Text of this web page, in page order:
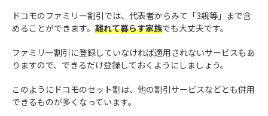
ドコモのファミリー割引では、代表者からみて「3親等」まで含
めることができます。 離れて暮らす家族でも大丈夫です。
ファミリー割引に登録していなければ適用されないサービスもあ
りますので、できるだけ登録しておくようにしましょう。
このようにドコモのセット割は、他の割引サービスなどとも併用
できるものが多くなっています。